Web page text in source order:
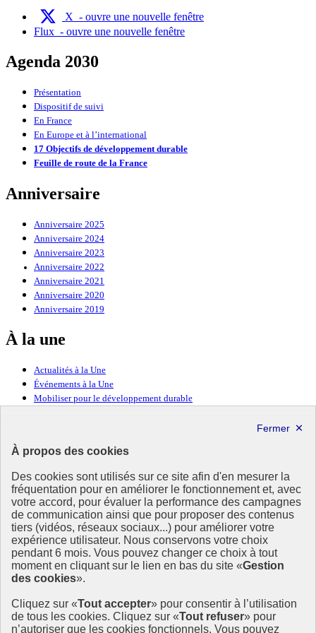
À propos des cookies
Des cookies sont utilisés sur ce site afin d'en mesurer la
fréquentation pour en améliorer le fonctionnement et, avec
votre accord, pour évaluer la performance des campagnes
de communication ainsi que pour proposer des contenus
tiers (vidéos, réseaux sociaux...) pour améliorer votre
expérience utilisateur. Nous conservons votre choix
pendant 6 mois. Vous pouvez changer ce choix à tout
moment en cliquant sur le lien en bas du site «Gestion
des cookies».
Cliquez sur «Tout accepter» pour consentir à l’utilisation
de tous les cookies. Cliquez sur «Tout refuser» pour
n’autoriser que les cookies fonctionnels. Vous pouvez
X - ouvre une nouvelle fenêtre
Flux - ouvre une nouvelle fenêtre
Agenda 2030
Présentation
Dispositif de suivi
En France
En Europe et à l’international
17 Objectifs de développement durable
Feuille de route de la France
Anniversaire
Anniversaire 2025
Anniversaire 2024
Anniversaire 2023
Anniversaire 2022
Anniversaire 2021
Anniversaire 2020
Anniversaire 2019
À la une
Actualités à la Une
Événements à la Une
Mobiliser pour le développement durable
Ressources
Ressources
La Méth’ODD
Gouvernement
Ce site propose l’information de référence concernant l’Agenda
2030 et la feuille de route de la France. Il valorise la mobilisation de
tous les acteurs.
info.gouv.fr- ouvre une nouvelle fenêtre
service-public.fr - ouvre une nouvelle fenêtre
legifrance.gouv.fr- ouvre une nouvelle fenêtre